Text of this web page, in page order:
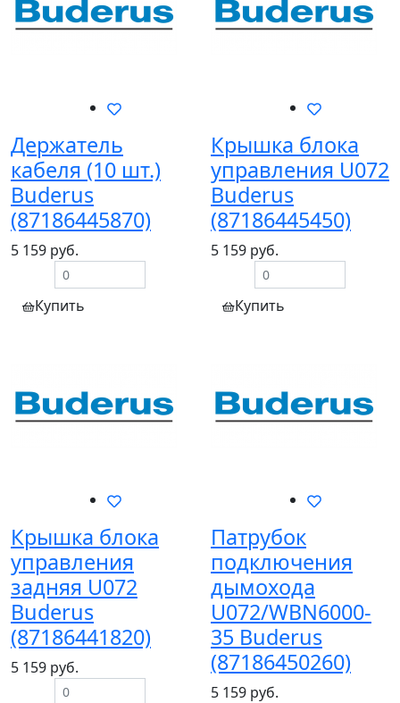
Держатель
кабеля (10 шт.)
Buderus
(87186445870)
5 159 руб.
Купить
Крышка блока
управления U072
Buderus
(87186445450)
5 159 руб.
Купить
Крышка блока
управления
задняя U072
Buderus
(87186441820)
5 159 руб.
Патрубок
подключения
дымохода
U072/WBN6000-
35 Buderus
(87186450260)
5 159 руб.